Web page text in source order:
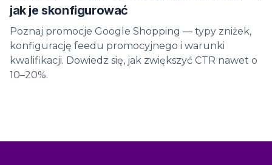
jak je skonfigurować
Poznaj promocje Google Shopping — typy zniżek,
konfigurację feedu promocyjnego i warunki
kwalifikacji. Dowiedz się, jak zwiększyć CTR nawet o
10–20%.